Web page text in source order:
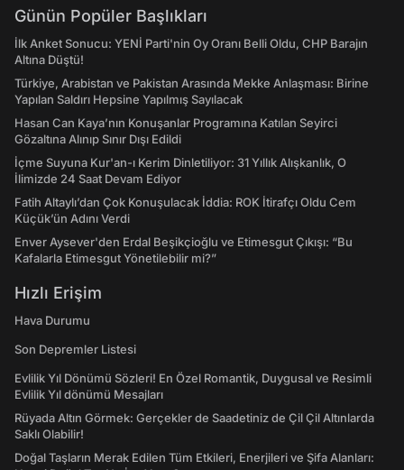
Günün Popüler Başlıkları
İlk Anket Sonucu: YENİ Parti'nin Oy Oranı Belli Oldu, CHP Barajın
Altına Düştü!
Türkiye, Arabistan ve Pakistan Arasında Mekke Anlaşması: Birine
Yapılan Saldırı Hepsine Yapılmış Sayılacak
Hasan Can Kaya’nın Konuşanlar Programına Katılan Seyirci
Gözaltına Alınıp Sınır Dışı Edildi
İçme Suyuna Kur'an-ı Kerim Dinletiliyor: 31 Yıllık Alışkanlık, O
İlimizde 24 Saat Devam Ediyor
Fatih Altaylı’dan Çok Konuşulacak İddia: ROK İtirafçı Oldu Cem
Küçük’ün Adını Verdi
Enver Aysever'den Erdal Beşikçioğlu ve Etimesgut Çıkışı: “Bu
Kafalarla Etimesgut Yönetilebilir mi?”
Hızlı Erişim
Hava Durumu
Son Depremler Listesi
Evlilik Yıl Dönümü Sözleri! En Özel Romantik, Duygusal ve Resimli
Evlilik Yıl dönümü Mesajları
Rüyada Altın Görmek: Gerçekler de Saadetiniz de Çil Çil Altınlarda
Saklı Olabilir!
Doğal Taşların Merak Edilen Tüm Etkileri, Enerjileri ve Şifa Alanları: